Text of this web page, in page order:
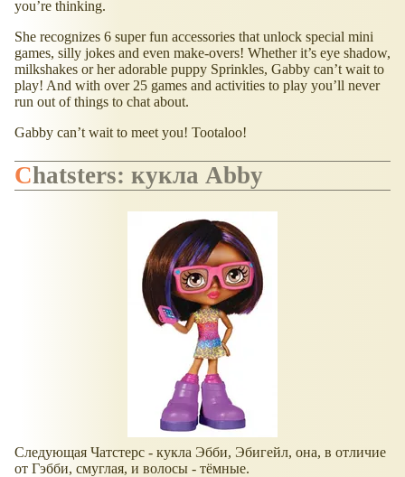
you’re thinking.
She recognizes 6 super fun accessories that unlock special mini
games, silly jokes and even make-overs! Whether it’s eye shadow,
milkshakes or her adorable puppy Sprinkles, Gabby can’t wait to
play! And with over 25 games and activities to play you’ll never
run out of things to chat about.
Gabby can’t wait to meet you! Tootaloo!
Chatsters: кукла Abby
Следующая Чатстерс - кукла Эбби, Эбигейл, она, в отличие
от Гэбби, смуглая, и волосы - тёмные.